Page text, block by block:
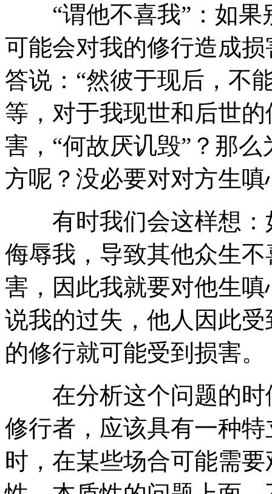
“谓他不喜我”：如果
可能会对我的修行造成
答说：“然彼于现后，不
等，对于我现世和后世
害，“何故厌讥毁”？那
方呢？没必要对对方生
有时我们会这样想：
侮辱我，导致其他众生
害，因此我就要对他生
说我的过失，他人因此
的修行就可能受到损害。
在分析这个问题的时
修行者，应该具有一种
时，在某些场合可能需